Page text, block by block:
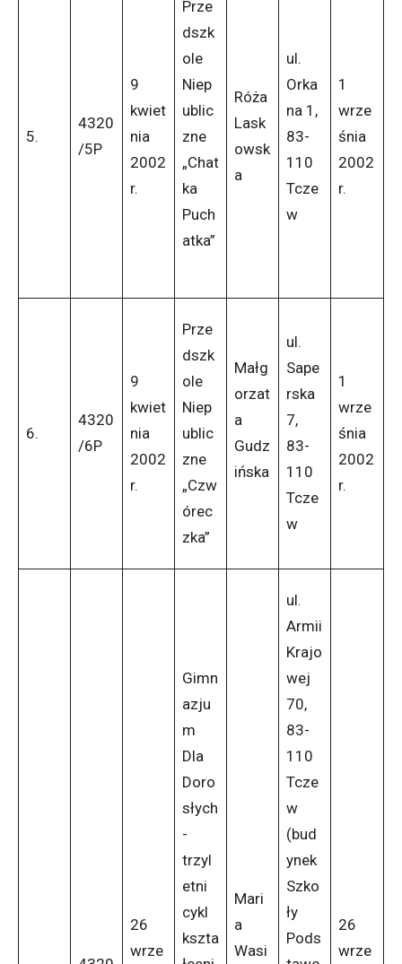
5.
4320
/5P
9
kwiet
nia
2002
r.
Prze
dszk
ole
Niep
ublic
zne
„Chat
ka
Puch
atka”
Róża
Lask
owsk
a
ul.
Orka
na 1,
83-
110
Tcze
w
1
wrze
śnia
2002
r.
6.
4320
/6P
9
kwiet
nia
2002
r.
Prze
dszk
ole
Niep
ublic
zne
„Czw
órec
zka”
Małg
orzat
a
Gudz
ińska
ul.
Sape
rska
7,
83-
110
Tcze
w
1
wrze
śnia
2002
r.
26
wrze
Gimn
azju
m
Dla
Doro
słych
-
trzyl
etni
cykl
kszta
Mari
a
Wasi
ul.
Armii
Krajo
wej
70,
83-
110
Tcze
w
(bud
ynek
Szko
ły
Pods
26
wrze